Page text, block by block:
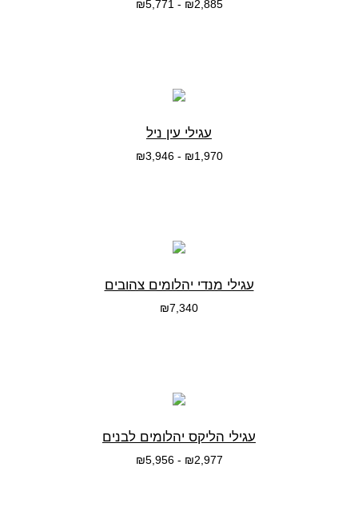
₪2,885
-
₪5,771
עגילי עין ניל
₪1,970
-
₪3,946
עגילי מנדי יהלומים צהובים
₪7,340
עגילי הליקס יהלומים לבנים
₪2,977
-
₪5,956